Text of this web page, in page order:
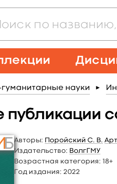
науки ►
публикации
Авторы: Поройский С. В.
Издательство: ВолгГМУ
Возрастная категория: 18+
Год издания: 2022